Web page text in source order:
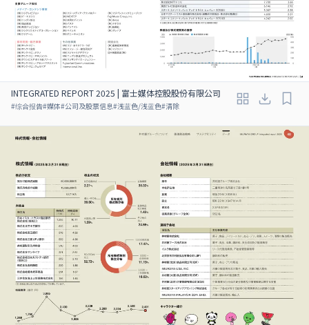
INTEGRATED REPORT 2025 | 富士媒体控股股份有限公司
#综合报告#媒体#公司及股票信息#浅蓝色/浅蓝色#清除